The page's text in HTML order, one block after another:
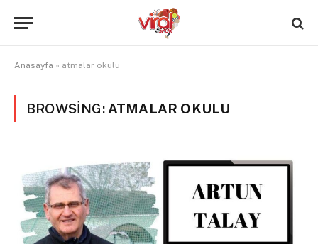
Anasayfa » atmalar okulu
BROWSING: ATMALAR OKULU